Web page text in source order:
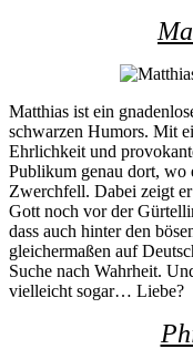
Matthias ist ein
schwarzen Humors. Mit
Ehrlichkeit und
Publikum genau dort,
Zwerchfell. Dabei zeigt
Gott noch vor der
dass auch hinter den
gleichermaßen auf
Suche nach Wahrheit.
vielleicht sogar… Liebe?